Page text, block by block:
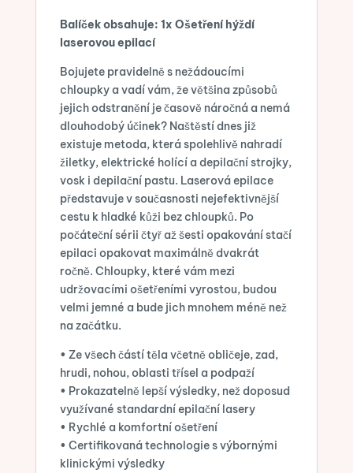
Balíček obsahuje: 1x Ošetření hýždí
laserovou epilací
Bojujete pravidelně s nežádoucími
chloupky a vadí vám, že většina způsobů
jejich odstranění je časově náročná a nemá
dlouhodobý účinek? Naštěstí dnes již
existuje metoda, která spolehlivě nahradí
žiletky, elektrické holící a depilační strojky,
vosk i depilační pastu. Laserová epilace
představuje v současnosti nejefektivnější
cestu k hladké kůži bez chloupků. Po
počáteční sérii čtyř až šesti opakování stačí
epilaci opakovat maximálně dvakrát
ročně. Chloupky, které vám mezi
udržovacími ošetřeními vyrostou, budou
velmi jemné a bude jich mnohem méně než
na začátku.
• Ze všech částí těla včetně obličeje, zad,
hrudi, nohou, oblasti třísel a podpaží
• Prokazatelně lepší výsledky, než doposud
využívané standardní epilační lasery
• Rychlé a komfortní ošetření
• Certifikovaná technologie s výbornými
klinickými výsledky